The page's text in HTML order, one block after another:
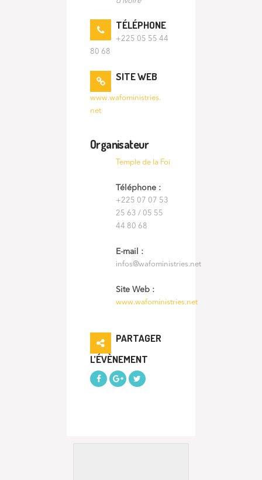
TÉLÉPHONE
+225 05 55 44
80 68
SITE WEB
www.wafoministries.
net
Organisateur
Temple de la Foi
Téléphone :
+225 07 07 53
25 63 / 05 55
44 80 68
E-mail :
infos@wafoministries.net
Site Web :
www.wafoministries.net
PARTAGER
L’ÉVÈNEMENT